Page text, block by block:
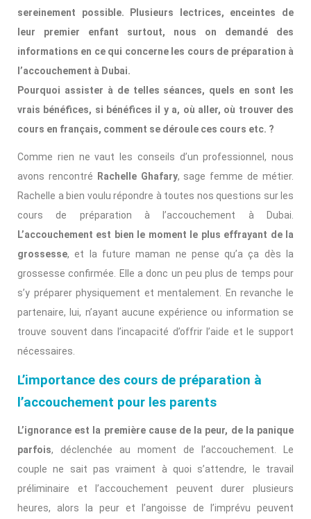
sereinement possible. Plusieurs lectrices, enceintes de
leur premier enfant surtout, nous on demandé des
informations en ce qui concerne les cours de préparation à
l’accouchement à Dubai.
Pourquoi assister à de telles séances, quels en sont les
vrais bénéfices, si bénéfices il y a, où aller, où trouver des
cours en français, comment se déroule ces cours etc. ?
Comme rien ne vaut les conseils d’un professionnel, nous
avons rencontré
Rachelle Ghafary, sage femme de métier.
Rachelle a bien voulu répondre à toutes nos questions sur les
cours de préparation à l’accouchement à Dubai.
L’accouchement est bien le moment le plus effrayant de la
grossesse, et la future maman ne pense qu’a ça dès la
grossesse confirmée. Elle a donc un peu plus de temps pour
s’y préparer physiquement et mentalement. En revanche le
partenaire, lui, n’ayant aucune expérience ou information se
trouve souvent dans l’incapacité d’offrir l’aide et le support
nécessaires.
L’importance des cours de préparation à
l’accouchement pour les parents
L’ignorance est la première cause de la peur, de la panique
parfois, déclenchée au moment de l’accouchement. Le
couple ne sait pas vraiment à quoi s’attendre, le travail
préliminaire et l’accouchement peuvent durer plusieurs
heures, alors la peur et l’angoisse de l’imprévu peuvent